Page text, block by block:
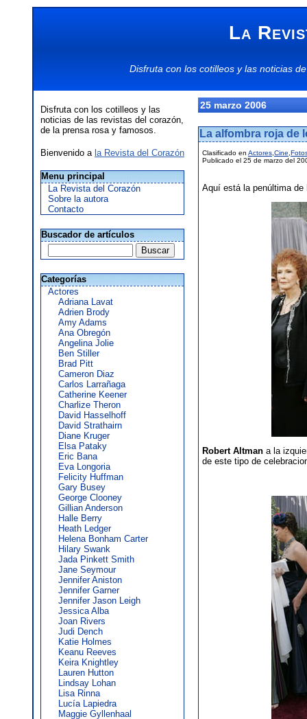
La
Disfruta con los cotilleosy las noticias
Disfruta con los cotilleos y las
noticias de las revistas del corazón,
de la prensa rosa y famosos.
Bienvenido a la Revista del Corazón
Menu principal
La Revista del Corazón
Sobre la autora
Contacto
Buscador de artículos
Categorías
Actores
Adriana Lavat
Adrien Brody
Amy Adams
Ana Obregón
Angelina Jolie
Ben Stiller
Brad Pitt
Cameron Diaz
Carlos Larrañaga
Catherine Keener
Charlize Theron
David Hasselhoff
David Strathairn
Diane Kruger
Elsa Pataky
Eric Bana
Eva Longoria
Felicity Huffman
Gary Busey
George Clooney
Gillian Anderson
Halle Berry
Heath Ledger
Helena Bonham Carter
Hilary Swank
Jada Pinkett Smith
Jane Seymour
Jennifer Aniston
Jennifer Garner
Jennifer Jason Leigh
Jessica Alba
Joan Rivers
Judi Dench
Katie Holmes
Keanu Reeves
Keira Knightley
Lauren Hutton
Lindsay Lohan
Lisa Rinna
Lucía Lapiedra
Maggie Gyllenhaal
25 marzo 2006
La alfombra roja de
Clasificado en Actores Cine
Publicado el 25 de marzo del
Aquí está la penúltima
Robert Altman a la
de este tipo de